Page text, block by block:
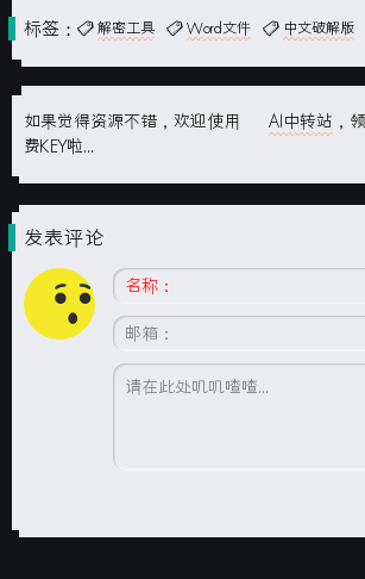
标签： 解密工具 Word文件 中文破解版
如果觉得资源不错，欢迎使用 AI中转站 ，
费KEY啦...
发表评论